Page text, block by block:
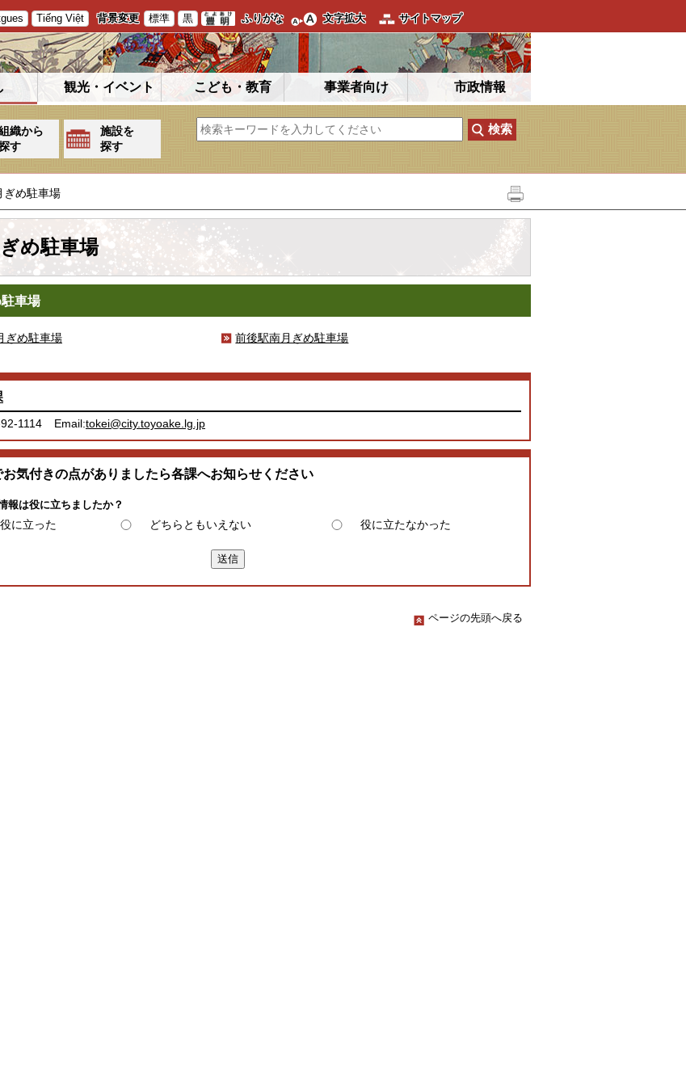
Tiếng Việt 背景変更 標準 黒 ふりがな 文字拡大 サイトマップ
観光・イベント こども・教育 事業者向け 市政情報
織から
す
施設を
探す
ぎめ駐車場
め駐車場
車場
ぎめ駐車場 前後駅南月ぎめ駐車場
1114 Email:tokei@city.toyoake.lg.jp
気付きの点がありましたら各課へお知らせください
報は役に立ちましたか？
役に立った どちらともいえない 役に立たなかった
ページの先頭へ戻る